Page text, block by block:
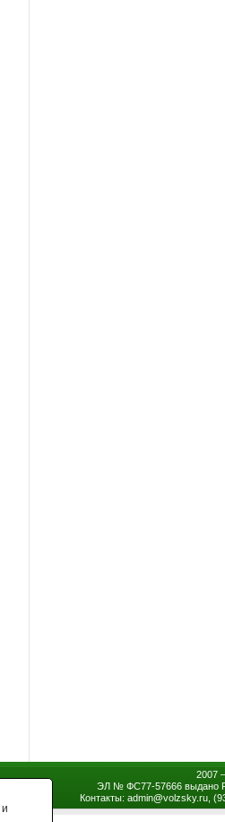
2007
ЭЛ № ФС77-57666 выдано
Контакты: admin@volzsky.ru,
и